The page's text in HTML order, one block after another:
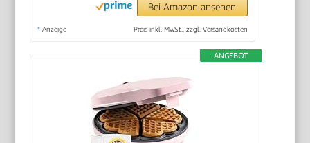
Bei Amazon ansehen
* Anzeige Preis inkl. MwSt., zzgl. Versandkosten
ANGEBOT